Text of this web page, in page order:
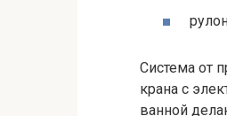
Система от
крана с
ванной